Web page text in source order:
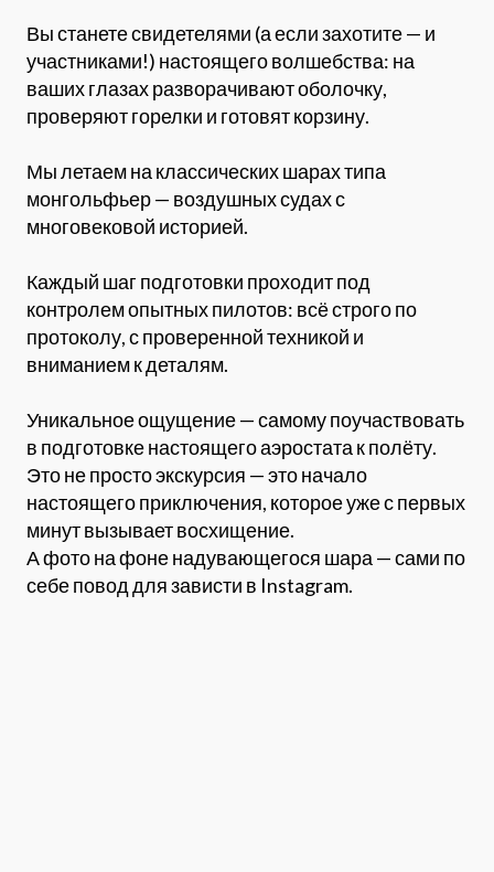
Вы станете свидетелями (а если захотите — и
участниками!) настоящего волшебства: на
ваших глазах разворачивают оболочку,
проверяют горелки и готовят корзину.
Мы летаем на классических шарах типа
монгольфьер — воздушных судах с
многовековой историей.
Каждый шаг подготовки проходит под
контролем опытных пилотов: всё строго по
протоколу, с проверенной техникой и
вниманием к деталям.
Уникальное ощущение — самому поучаствовать
в подготовке настоящего аэростата к полёту.
Это не просто экскурсия — это начало
настоящего приключения, которое уже с первых
минут вызывает восхищение.
А фото на фоне надувающегося шара — сами по
себе повод для зависти в Instagram.